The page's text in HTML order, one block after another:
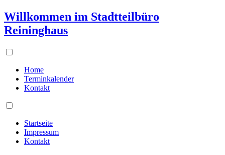
Willkommen im Stadtteilbüro
Reininghaus
Home
Terminkalender
Kontakt
Startseite
Impressum
Kontakt